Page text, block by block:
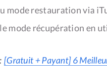
mode restauration via
mode récupération en
[Gratuit + Payant] 6